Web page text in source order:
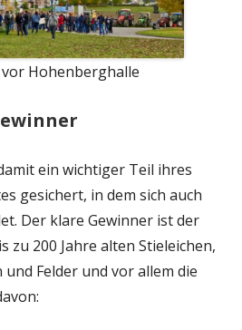
Hohenberghalle
ein wichtiger Teil ihres
gesichert, in dem sich auch
Der klare Gewinner ist der
zu 200 Jahre alten Stieleichen,
Felder und vor allem die